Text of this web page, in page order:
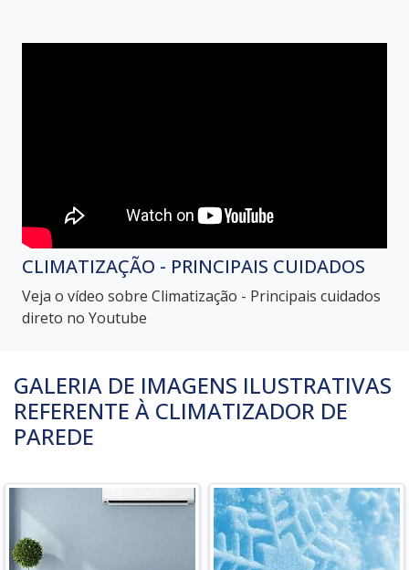
CLIMATIZAÇÃO - PRINCIPAIS CUIDADOS
Veja o vídeo sobre Climatização - Principais cuidados
direto no Youtube
GALERIA DE IMAGENS ILUSTRATIVAS
REFERENTE À CLIMATIZADOR DE
PAREDE